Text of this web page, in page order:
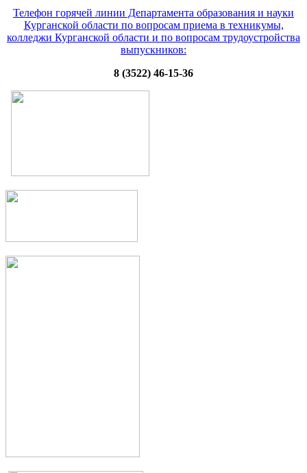
Телефон горячей линии Департамента образования и науки
Курганской области по вопросам приема в техникумы,
колледжи Курганской области и по вопросам трудоустройства
выпускников:
8 (3522) 46-15-36